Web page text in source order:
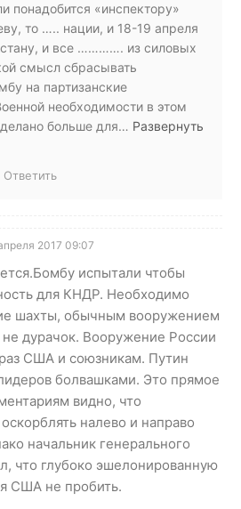
понадобится «инспектору»
то ….. нации, и 18-19 апреля
и все …………. из силовых
смысл сбрасывать
на партизанские
необходимости в этом
больше для… Развернуть
Ответить
2017 09:07
испытали чтобы
для КНДР. Необходимо
шахты, обычным вооружением
дурачок. Вооружение России
США и союзникам. Путин
болвашками. Это прямое
видно, что
налево и направо
начальник генерального
что глубоко эшелонированную
США не пробить.